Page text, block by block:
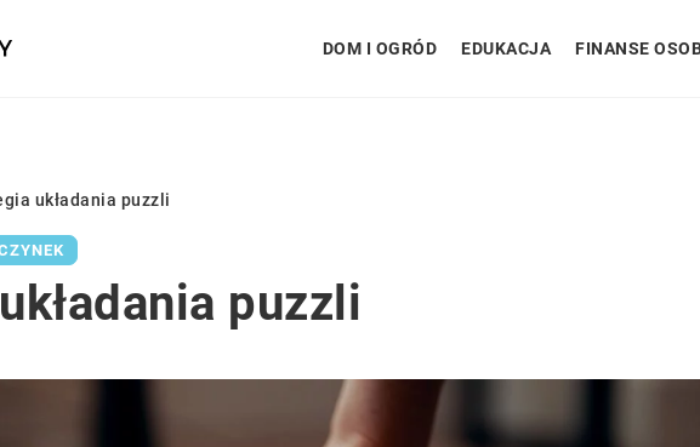
DOM I OGRÓD EDUKACJA FINANSE
układania puzzli
puzzli